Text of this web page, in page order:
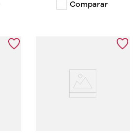
Comparar